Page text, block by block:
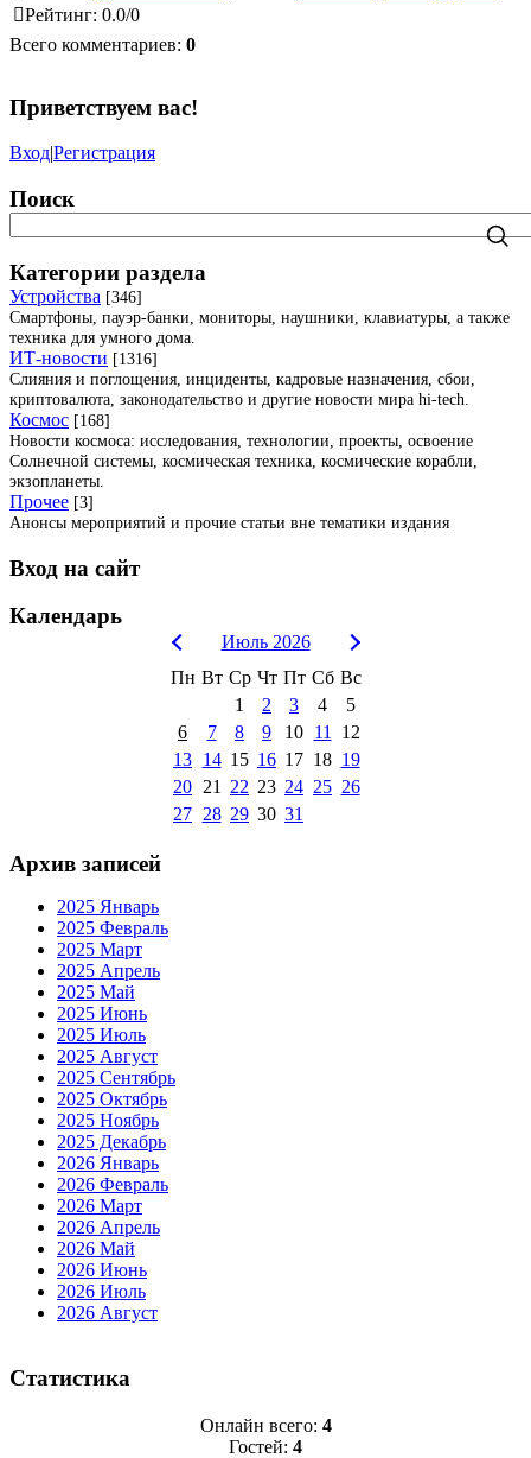
Рейтинг: 0.0/0
Всего комментариев: 0
Приветствуем вас!
Вход|Регистрация
Поиск
Категории раздела
Устройства [346]
Смартфоны, пауэр-банки, мониторы, наушники, клавиатуры, а также
техника для умного дома.
ИТ-новости [1316]
Слияния и поглощения, инциденты, кадровые назначения, сбои,
криптовалюта, законодательство и другие новости мира hi-tech.
Космос [168]
Новости космоса: исследования, технологии, проекты, освоение
Солнечной системы, космическая техника, космические корабли,
экзопланеты.
Прочее [3]
Анонсы мероприятий и прочие статьи вне тематики издания
Вход на сайт
Календарь
Июль 2026
Пн Вт Ср Чт Пт Сб Вс
1
2 3 4
5
6
7 8 9 10 11
12
13 14 15 16 17 18 19
20 21 22 23 24 25 26
27 28 29 30 31
Архив записей
2025 Январь
2025 Февраль
2025 Март
2025 Апрель
2025 Май
2025 Июнь
2025 Июль
2025 Август
2025 Сентябрь
2025 Октябрь
2025 Ноябрь
2025 Декабрь
2026 Январь
2026 Февраль
2026 Март
2026 Апрель
2026 Май
2026 Июнь
2026 Июль
2026 Август
Статистика
Онлайн всего: 4
Гостей: 4